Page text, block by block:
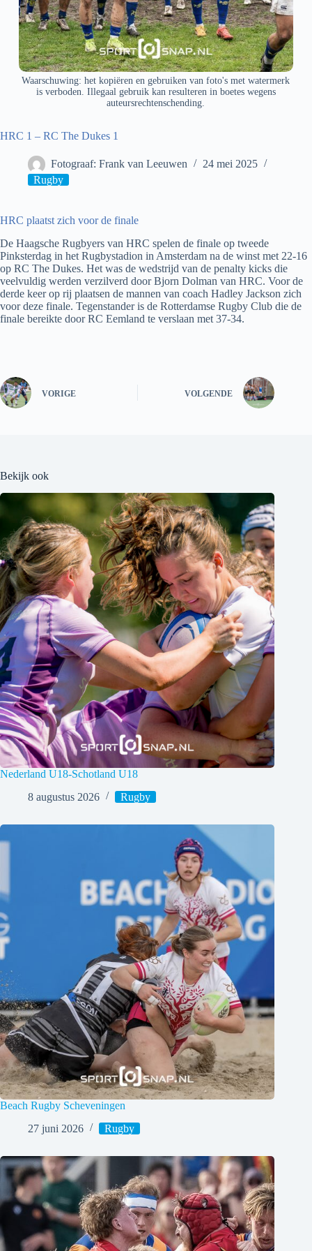
Waarschuwing: het kopiëren en gebruiken van foto's met watermerk
is verboden. Illegaal gebruik kan resulteren in boetes wegens
auteursrechtenschending.
HRC 1 – RC The Dukes 1
Fotograaf: Frank van Leeuwen
24 mei 2025
Rugby
HRC plaatst zich voor de finale
De Haagsche Rugbyers van HRC spelen de finale op tweede
Pinksterdag in het Rugbystadion in Amsterdam na de winst met 22-16
op RC The Dukes. Het was de wedstrijd van de penalty kicks die
veelvuldig werden verzilverd door Bjorn Dolman van HRC. Voor de
derde keer op rij plaatsen de mannen van coach Hadley Jackson zich
voor deze finale. Tegenstander is de Rotterdamse Rugby Club die de
finale bereikte door RC Eemland te verslaan met 37-34.
VORIGE VOLGENDE
Bekijk ook
Nederland U18-Schotland U18
8 augustus 2026
Rugby
Beach Rugby Scheveningen
27 juni 2026
Rugby